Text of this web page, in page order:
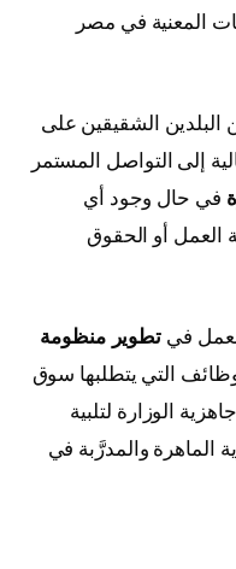
المعنية في مصر
البلدين الشقيقين على
إلى التواصل المستمر
في حال وجود أي
العمل أو الحقوق
في تطوير منظومة
التي يتطلبها سوق
الوزارة لتلبية
الماهرة والمدرَّبة في